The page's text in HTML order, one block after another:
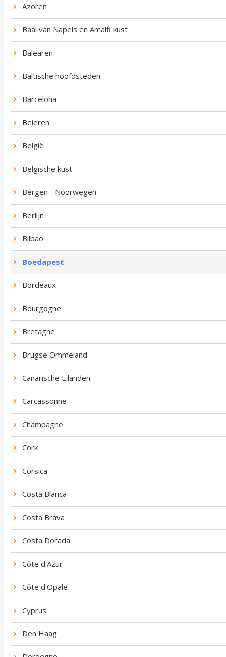
Azoren
Baai van Napels en Amalfi kust
Balearen
Baltische hoofdsteden
Barcelona
Beieren
België
Belgische kust
Bergen - Noorwegen
Berlijn
Bilbao
Boedapest
Bordeaux
Bourgogne
Bretagne
Brugse Ommeland
Canarische Eilanden
Carcassonne
Champagne
Cork
Corsica
Costa Blanca
Costa Brava
Costa Dorada
Côte d'Azur
Côte d'Opale
Cyprus
Den Haag